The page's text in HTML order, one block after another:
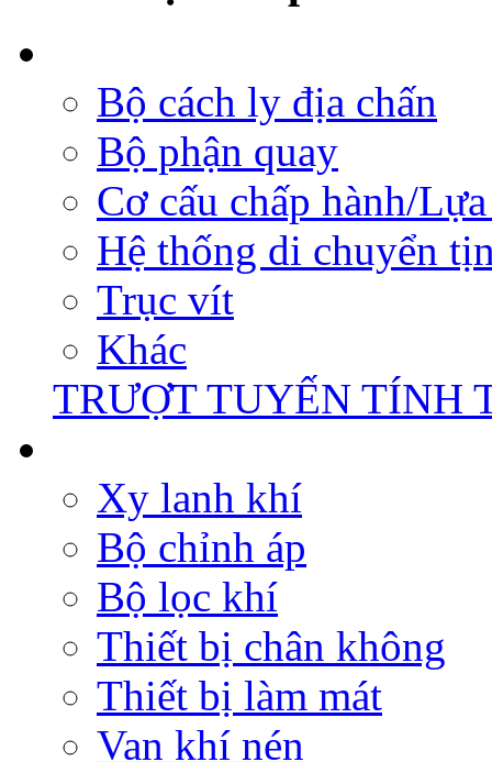
Bộ cách ly địa chấn
Bộ phận quay
Cơ cấu chấp hành/
Hệ thống di chuyển
Trục vít
Khác
TRƯỢT TUYẾN TÍNH
Xy lanh khí
Bộ chỉnh áp
Bộ lọc khí
Thiết bị chân không
Thiết bị làm mát
Van khí nén